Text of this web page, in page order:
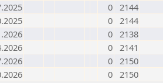
0 2144
0 2144
0 2138
0 2141
0 2150
0 2150